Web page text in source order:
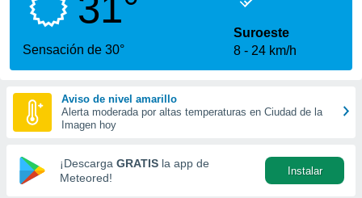
calidad.
a este
las
y
forma
digital
basada
Sensación de 30°
Suroeste
8
24 km/h
Aviso de nivel amarillo
Alerta moderada por altas temperaturas en Ciudad de la
Imagen hoy
¡Descarga GRATIS la app de
Meteored!
Instalar